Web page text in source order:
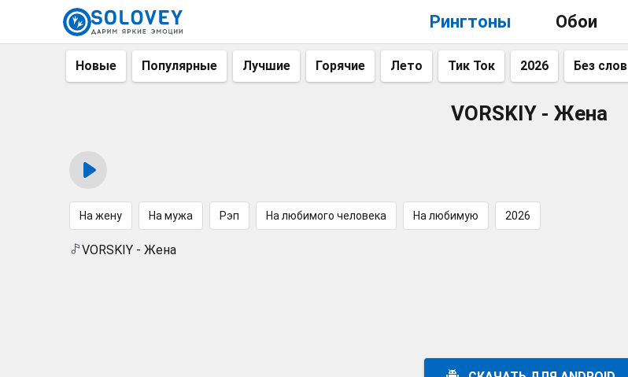
Рингтоны Обои
Новые Популярные Лучшие Горячие Лето Тик Ток 2026 Без слов
VORSKIY - Жена
На жену На мужа Рэп На любимого человека На любимую 2026
VORSKIY - Жена